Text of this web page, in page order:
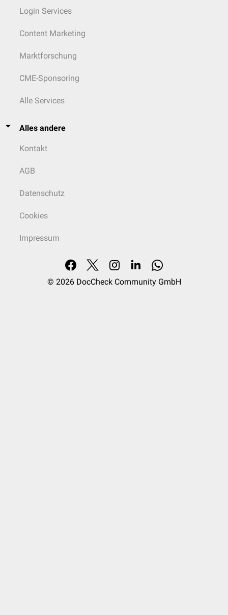
Login Services
Content Marketing
Marktforschung
CME-Sponsoring
Alle Services
Alles andere
Kontakt
AGB
Datenschutz
Cookies
Impressum
© 2026 DocCheck Community GmbH